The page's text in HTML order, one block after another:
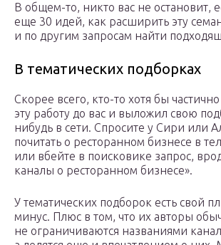
В общем-то, никто вас не остановит,
еще 30 идей, как расширить эту
и по другим запросам найти
В тематических подборках
Скорее всего, кто-то хотя бы
эту работу до вас и выложил свою
нибудь в сети. Спросите у Сири или
почитать о ресторанном бизнесе в
или вбейте в поисковике запрос,
каналы о ресторанном бизнесе».
У тематических подборок есть свой
минус. Плюс в том, что их авторы
не ограничиваются названиями